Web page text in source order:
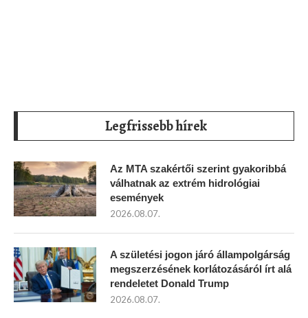
Legfrissebb hírek
Az MTA szakértői szerint gyakoribbá
válhatnak az extrém hidrológiai
események
2026.08.07.
A születési jogon járó állampolgárság
megszerzésének korlátozásáról írt alá
rendeletet Donald Trump
2026.08.07.